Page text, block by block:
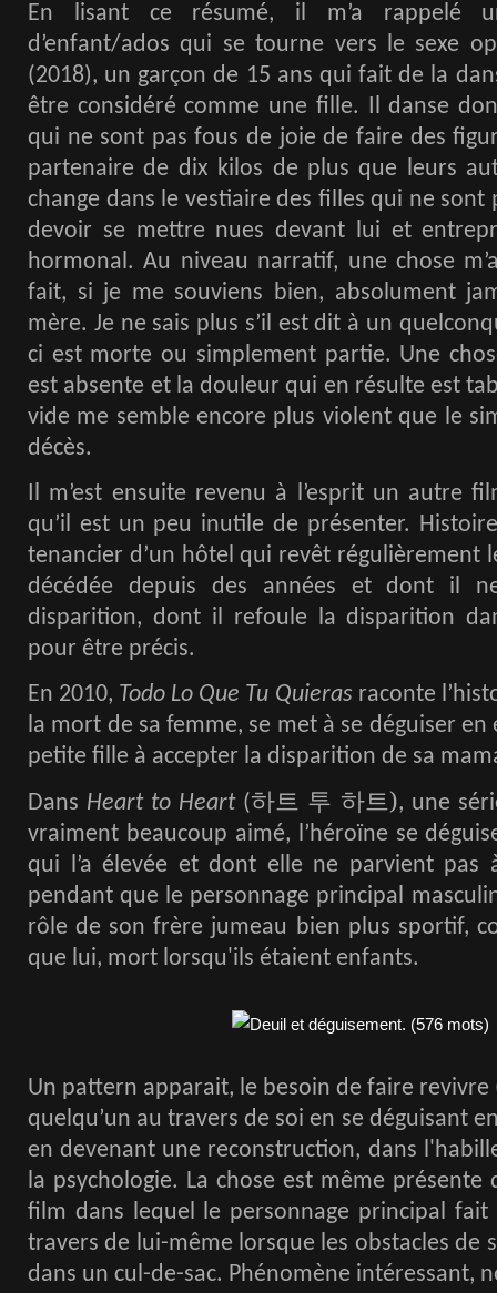
En lisant ce résumé, il m’a rappelé
d’enfant/ados qui se tourne vers le sexe
(2018), un garçon de 15 ans qui fait de la
être considéré comme une fille. Il danse
qui ne sont pas fous de joie de faire des
partenaire de dix kilos de plus que leurs
change dans le vestiaire des filles qui ne sont
devoir se mettre nues devant lui et
hormonal. Au niveau narratif, une chose
fait, si je me souviens bien, absolument
mère. Je ne sais plus s’il est dit à un
ci est morte ou simplement partie. Une
est absente et la douleur qui en résulte est
vide me semble encore plus violent que le
décès.
Il m’est ensuite revenu à l’esprit un autre
qu’il est un peu inutile de présenter.
tenancier d’un hôtel qui revêt régulièrement
décédée depuis des années et dont il
disparition, dont il refoule la disparition
pour être précis.
En 2010, Todo Lo Que Tu Quieras raconte
la mort de sa femme, se met à se déguiser en
petite fille à accepter la disparition de sa
Dans Heart to Heart (하트 투 하트), une
vraiment beaucoup aimé, l’héroïne se
qui l’a élevée et dont elle ne parvient pas
pendant que le personnage principal
rôle de son frère jumeau bien plus sportif,
que lui, mort lorsqu'ils étaient enfants.
Un pattern apparait, le besoin de faire
quelqu’un au travers de soi en se déguisant
en devenant une reconstruction, dans
la psychologie. La chose est même présente
film dans lequel le personnage principal
travers de lui-même lorsque les obstacles de
dans un cul-de-sac. Phénomène intéressant,